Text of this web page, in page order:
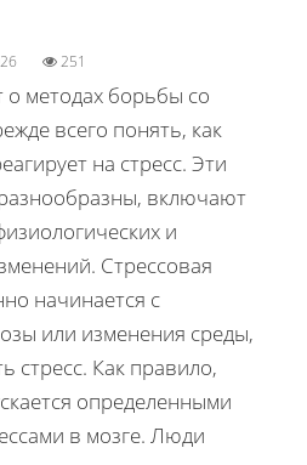
251
о методах борьбы со
всего понять, как
на стресс. Эти
включают
и
Стрессовая
начинается с
или изменения среды,
стресс. Как правило,
определенными
в мозге. Люди